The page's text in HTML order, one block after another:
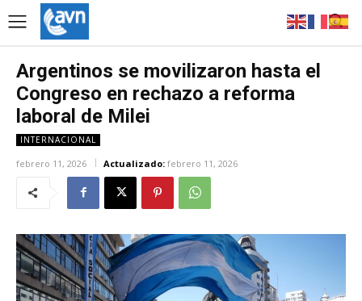
Argentinos se movilizaron hasta el
Congreso en rechazo a reforma
laboral de Milei
INTERNACIONAL
febrero 11, 2026 Actualizado: febrero 11, 2026